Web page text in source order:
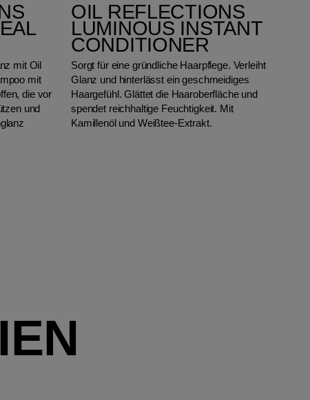
mit Oil
mit
die vor
und
OIL REFLECTIONS
LUMINOUS INSTANT
CONDITIONER
Sorgt für eine gründliche Haarpflege. Verleiht
Glanz und hinterlässt ein geschmeidiges
Haargefühl. Glättet die Haaroberfläche und
spendet reichhaltige Feuchtigkeit. Mit
Kamillenöl und Weißtee-Extrakt.